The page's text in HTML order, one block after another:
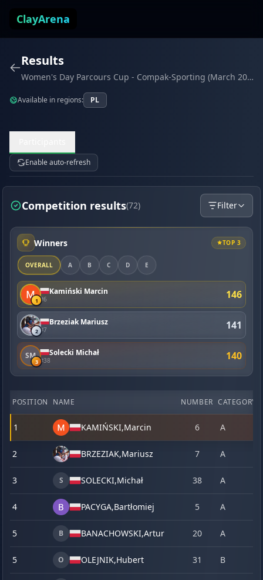
ClayArena
Results
Women's Day Parcours Cup - Compak-Sporting (March 2026)
Available in regions: PL
Enable auto-refresh
Competition results(72) Filter
Winners TOP 3
OVERALL A B C D E
1
Kamiński Marcin
#6 146
2
Brzeziak Mariusz
#7 141
SM
3
Solecki Michał
#38 140
POSITION NAME NUMBER CATEGORY
1 KAMIŃSKI,Marcin 6 A
2 BRZEZIAK,Mariusz 7 A
3 S SOLECKI,Michał 38 A
4 PACYGA,Bartłomiej 5 A
5 B BANACHOWSKI,Artur 20 A
5 O OLEJNIK,Hubert 31 B